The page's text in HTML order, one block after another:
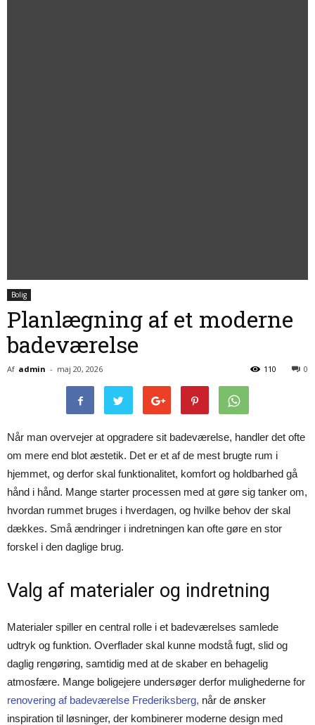
Bolig
Planlægning af et moderne
badeværelse
Af admin - maj 20, 2026 0
110
Når man overvejer at opgradere sit badeværelse, handler det ofte
om mere end blot æstetik. Det er et af de mest brugte rum i
hjemmet, og derfor skal funktionalitet, komfort og holdbarhed gå
hånd i hånd. Mange starter processen med at gøre sig tanker om,
hvordan rummet bruges i hverdagen, og hvilke behov der skal
dækkes. Små ændringer i indretningen kan ofte gøre en stor
forskel i den daglige brug.
Valg af materialer og indretning
Materialer spiller en central rolle i et badeværelses samlede
udtryk og funktion. Overflader skal kunne modstå fugt, slid og
daglig rengøring, samtidig med at de skaber en behagelig
atmosfære. Mange boligejere undersøger derfor mulighederne for
renovering af badeværelse Frederiksberg, når de ønsker
inspiration til løsninger, der kombinerer moderne design med